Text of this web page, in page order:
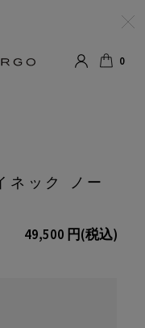
0
ネック ノー
49,500 円(税込)